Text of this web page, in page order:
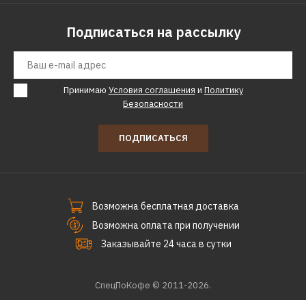
Подписаться на рассылку
Принимаю Условия соглашения и Политику
Безопасности
ПОДПИСАТЬСЯ
Возможна бесплатная доставка
Возможна оплата при получении
Заказывайте 24 часа в сутки
СпецПоКофе © 2011-2026.